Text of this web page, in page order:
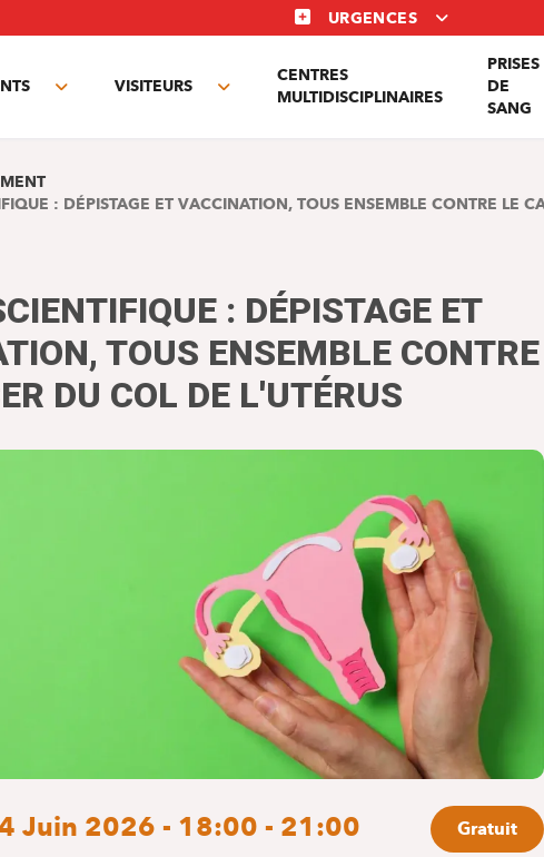
URGENCES
Toggle
VISITEURS
Toggle
CENTRES
MULTIDISCIPLINAIRES
PRISES
DE
SANG
: DÉPISTAGE ET VACCINATION, TOUS ENSEMBLE CONTRE LE
: DÉPISTAGE ET
TOUS ENSEMBLE CONTRE
DU COL DE L'UTÉRUS
Juin 2026 - 18:00 - 21:00 Gratuit